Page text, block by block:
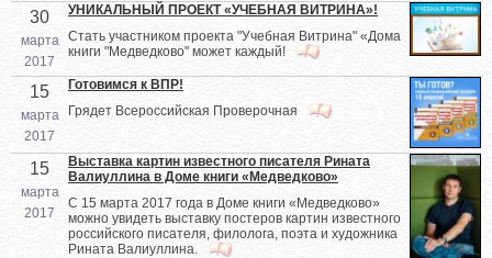
30
марта
2017
УНИКАЛЬНЫЙ ПРОЕКТ «УЧЕБНАЯ ВИТРИНА»!
Стать участником проекта "Учебная Витрина" «Дома
книги "Медведково" может каждый!
15
марта
2017
Готовимся к ВПР!
Грядет Всероссийская Проверочная
15
марта
2017
Выставка картин известного писателя Рината
Валиуллина в Доме книги «Медведково»
С 15 марта 2017 года в Доме книги «Медведково»
можно увидеть выставку постеров картин известного
российского писателя, филолога, поэта и художника
Рината Валиуллина.